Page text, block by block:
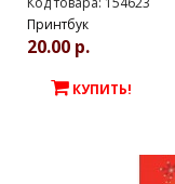
Принтбук
20.00 р.
КУПИТЬ!